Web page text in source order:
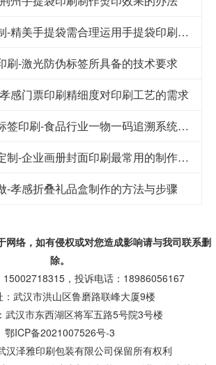
荆州手提袋定制-精美手提袋需合理运用手提袋印刷技巧
刷-激光防伪标签所具备的技术要求
感门票印刷精细度对印刷工艺的需求
孝感防伪溯源标签印刷-食品行业一物一码追溯系统解决方案
孝感公司画册定制-企业画册封面印刷最常用的制作工艺
-孝感折叠礼品盒制作的方法与步骤
网络，如有侵权或对您造成影响请与我司联系删
除。
15002718315，投诉电话：18986056167
：武汉市洪山区鲁磨路联峰大厦9楼
武汉市东西湖区将军五路5号院3号楼
鄂ICP备2021007526号-3
汉泽雅印刷包装有限公司保留所有权利